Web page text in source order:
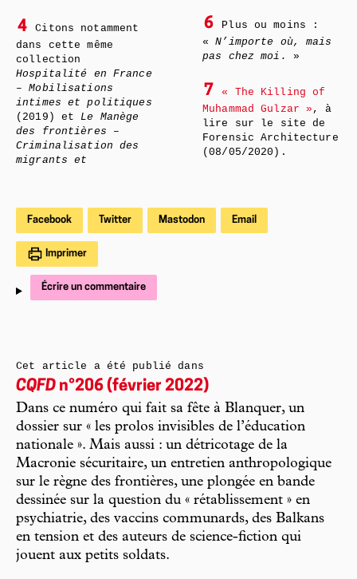
4
Citons notamment
dans cette même
collection
Hospitalité en France
– Mobilisations
intimes et politiques
(2019) et Le Manège
des frontières –
Criminalisation des
migrants et
6
Plus ou moins :
«N’importe où, mais
pas chez moi.
»
7
« The Killing of
Muhammad Gulzar » , à
lire sur le site de
Forensic Architecture
(08/05/2020).
Facebook Twitter Mastodon Email
Imprimer
Écrire un commentaire
Cet article a été publié dans
CQFD n°206 (février 2022)
Dans ce numéro qui fait sa fête à Blanquer, un
dossier sur « les prolos invisibles de l’éducation
nationale ». Mais aussi : un détricotage de la
Macronie sécuritaire, un entretien anthropologique
sur le règne des frontières, une plongée en bande
dessinée sur la question du « rétablissement » en
psychiatrie, des vaccins communards, des Balkans
en tension et des auteurs de science-fiction qui
jouent aux petits soldats.